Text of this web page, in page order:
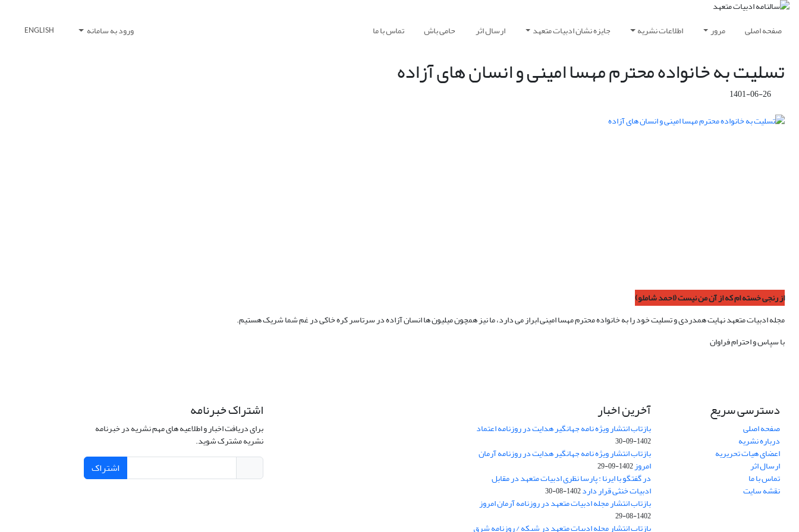
صفحه اصلی مرور اطلاعات نشریه جایزه نشان ادبیات متعهد ارسال اثر حامی باش تماس با ما ورود به سامانه ENGLISH
تسلیت به خانواده محترم مهسا امینی و انسان های آزاده
1401-06-26
از رنجی خسته ام که از آن من نیست (احمد شاملو)
مجله ادبیات متعهد نهایت همدردی و تسلیت خود را به خانواده محترم مهسا امینی ابراز می دارد، ما نیز همچون میلیون ها انسان آزاده در سرتاسر کره خاکی در غم شما شریک هستیم.
با سپاس و احترام فراوان
دسترسی سریع
صفحه اصلی
درباره نشریه
اعضای هیات تحریریه
ارسال اثر
تماس با ما
نقشه سایت
آخرین اخبار
بازتاب انتشار ویژه نامه جهانگیر هدایت در روزنامه اعتماد
1402-09-30
بازتاب انتشار ویژه نامه جهانگیر هدایت در روزنامه آرمان
امروز1402-09-29
در گفتگو با ایرنا : پارسا نظری ادبیات متعهد در مقابل
ادبیات خنثی قرار دارد1402-08-30
بازتاب انتشار مجله ادبیات متعهد در روزنامه آرمان امروز
1402-08-29
بازتاب انتشار مجله ادبیات متعهد در شبکه / روزنامه شرق
اشتراک خبرنامه
برای دریافت اخبار و اطلاعیه های مهم نشریه در خبرنامه
نشریه مشترک شوید.
اشتراک